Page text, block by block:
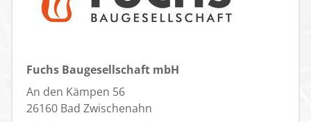
Fuchs Baugesellschaft mbH
An den Kämpen 56
26160 Bad Zwischenahn